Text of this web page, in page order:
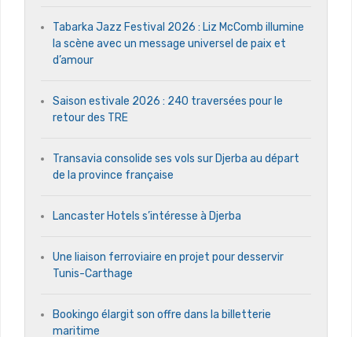
Tabarka Jazz Festival 2026 : Liz McComb illumine
la scène avec un message universel de paix et
d’amour
Saison estivale 2026 : 240 traversées pour le
retour des TRE
Transavia consolide ses vols sur Djerba au départ
de la province française
Lancaster Hotels s’intéresse à Djerba
Une liaison ferroviaire en projet pour desservir
Tunis-Carthage
Bookingo élargit son offre dans la billetterie
maritime